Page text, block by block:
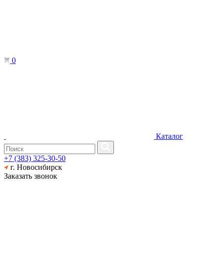
0
Каталог
+7 (383) 325-30-50
г. Новосибирск
Заказать звонок